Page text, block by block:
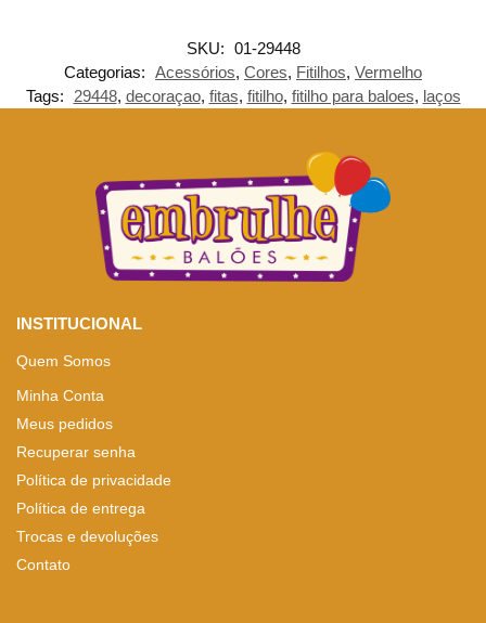
SKU: 01-29448
Categorias: Acessórios, Cores, Fitilhos, Vermelho
Tags:
29448, decoraçao, fitas, fitilho, fitilho para baloes, laços
INSTITUCIONAL
Quem Somos
Minha Conta
Meus pedidos
Recuperar senha
Política de privacidade
Política de entrega
Trocas e devoluções
Contato